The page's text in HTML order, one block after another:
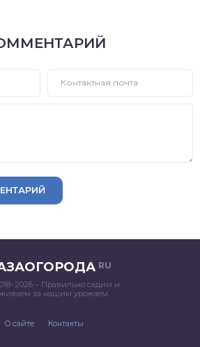
RU
– Правильно садим и
за нашим урожаем.
О сайте Контакты